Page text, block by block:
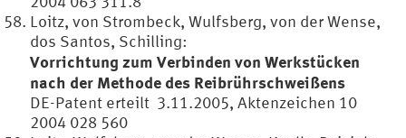
Loitz, von Strombeck, Wulfsberg, von der Wense,
dos Santos, Schilling:
Vorrichtung zum Verbinden von Werkstücken
nach der Methode des Reibrührschweißens
DE-Patent erteilt 3.11.2005, Aktenzeichen 10
2004 028 560